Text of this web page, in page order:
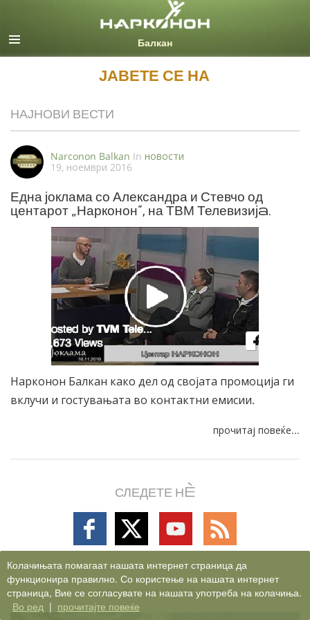
Macedonian
ЈАВЕТЕ СЕ НА
НАЈНОВИ ВЕСТИ
Narconon Balkan In новости
19, ноември 2016
Една јоклама со Александра и Стевчо од
центарот „Нарконон“, на ТВМ Телевизијa.
Нарконон Балкан како дел од својата промоција ги
вклучи и гостувањата во контактни емисии.
прочитај повеќе...
СЛЕДЕТЕ НÈ
Follow
on
Follow
on
Follow
on
Follow
on
НАРКОНОН НОВОСТИ
Колачињата помагаат нашата интернет страница да
функционира правилно. Со користење на нашата интернет
страница, Вие се согласувате на нашата употреба на колачиња.
Во ред | прочитајте повеќе